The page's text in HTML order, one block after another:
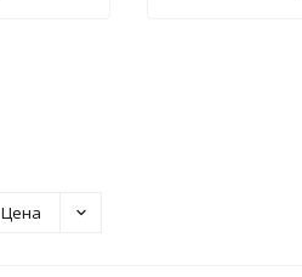
Цена